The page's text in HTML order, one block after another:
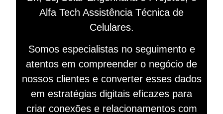
Alfa Tech Assistência Técnica de
Celulares.
Somos especialistas no seguimento e
atentos em compreender o negócio de
nossos clientes e converter esses dados
em estratégias digitais eficazes para
criar conexões e relacionamentos com